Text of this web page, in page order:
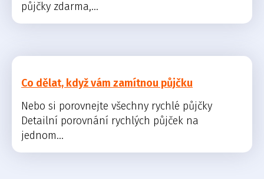
půjčky zdarma,...
Co dělat, když vám zamítnou půjčku
Nebo si porovnejte všechny rychlé půjčky
Detailní porovnání rychlých půjček na
jednom...